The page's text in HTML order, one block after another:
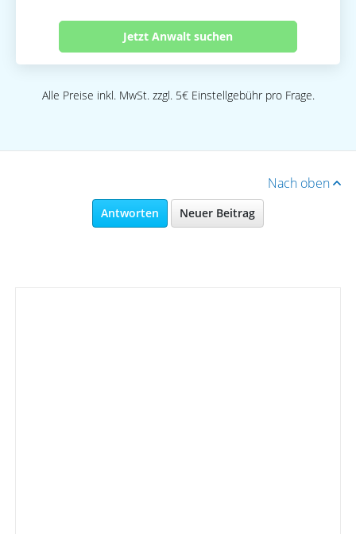
Jetzt Anwalt suchen
Alle Preise inkl. MwSt. zzgl. 5€ Einstellgebühr pro Frage.
Nach oben
Antworten Neuer Beitrag